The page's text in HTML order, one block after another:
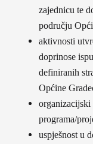
zajednicu te
području
aktivnosti
doprinose
definiranih
Općine
programa/
uspješnost u